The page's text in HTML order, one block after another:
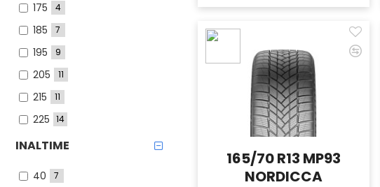
175 4
185 7
195 9
205 11
215 11
225 14
235 13
INALTIME
40 7
165/70 R13 MP93
NORDICCA